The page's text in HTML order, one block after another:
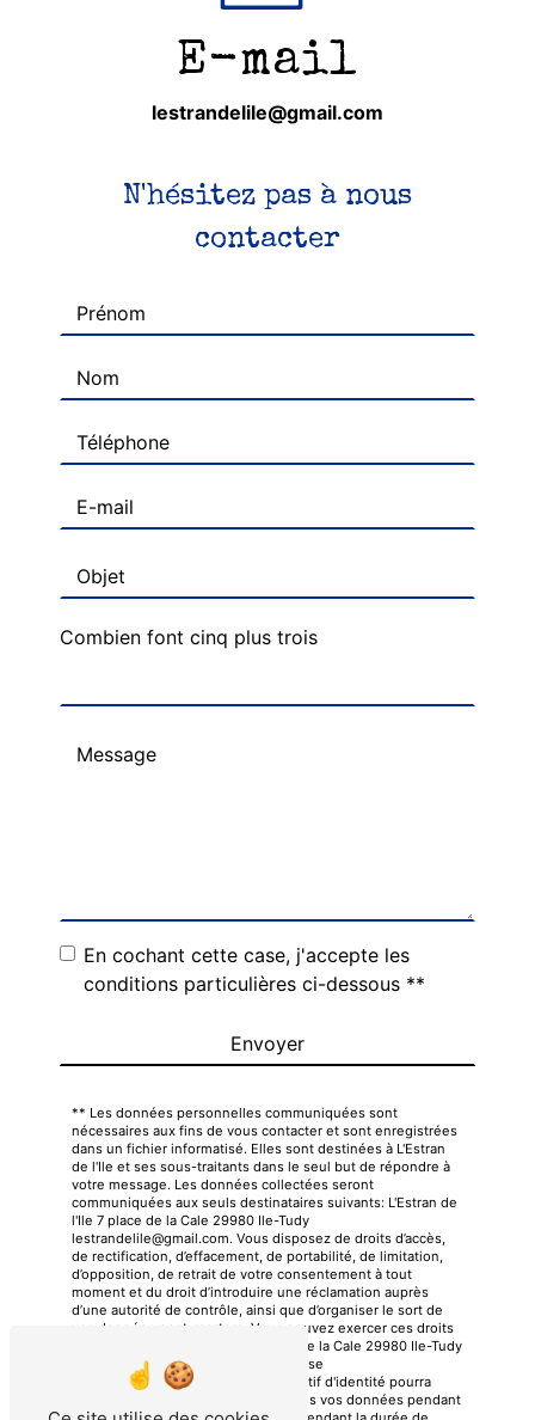
E-mail
lestrandelile@gmail.com
N'hésitez pas à nous
contacter
Combien font cinq plus trois
En cochant cette case, j'accepte les
conditions particulières ci-dessous **
Envoyer
** Les données personnelles communiquées sont
nécessaires aux fins de vous contacter et sont enregistrées
dans un fichier informatisé. Elles sont destinées à L'Estran
de l'Ile et ses sous-traitants dans le seul but de répondre à
votre message. Les données collectées seront
communiquées aux seuls destinataires suivants: L'Estran de
l'Ile 7 place de la Cale 29980 Ile-Tudy
lestrandelile@gmail.com. Vous disposez de droits d’accès,
de rectification, d’effacement, de portabilité, de limitation,
d’opposition, de retrait de votre consentement à tout
moment et du droit d’introduire une réclamation auprès
d’une autorité de contrôle, ainsi que d’organiser le sort de
vos données post-mortem. Vous pouvez exercer ces droits
par voie postale à l'adresse 7 place de la Cale 29980 Ile-Tudy
ou par courrier électronique à l'adresse
lestrandelile@gmail.com. Un justificatif d'identité pourra
vous être demandé. Nous conservons vos données pendant